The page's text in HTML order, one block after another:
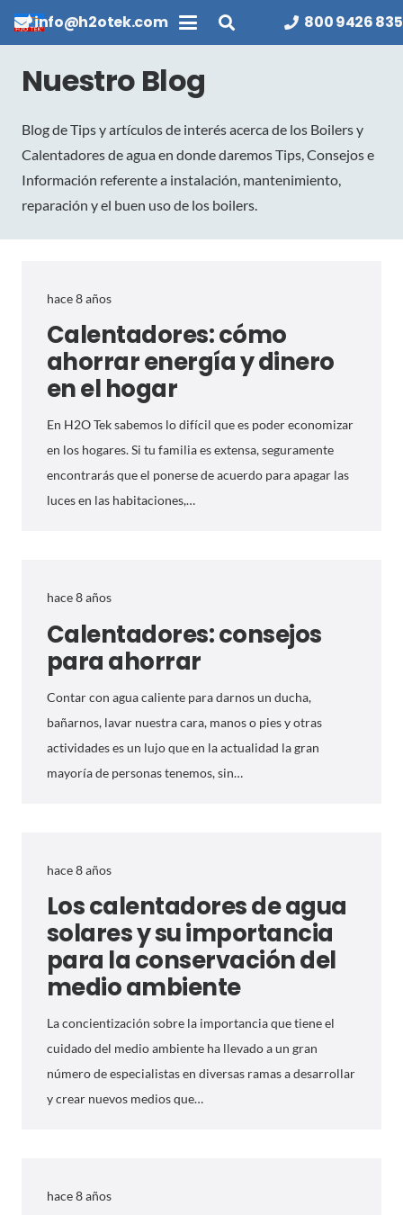
info@h2otek.com 800 9426 835
Nuestro Blog
Blog de Tips y artículos de interés acerca de los Boilers y
Calentadores de agua en donde daremos Tips, Consejos e
Información referente a instalación, mantenimiento,
reparación y el buen uso de los boilers.
hace 8 años
Calentadores: cómo
ahorrar energía y dinero
en el hogar
En H2O Tek sabemos lo difícil que es poder economizar
en los hogares. Si tu familia es extensa, seguramente
encontrarás que el ponerse de acuerdo para apagar las
luces en las habitaciones,…
hace 8 años
Calentadores: consejos
para ahorrar
Contar con agua caliente para darnos un ducha,
bañarnos, lavar nuestra cara, manos o pies y otras
actividades es un lujo que en la actualidad la gran
mayoría de personas tenemos, sin…
hace 8 años
Los calentadores de agua
solares y su importancia
para la conservación del
medio ambiente
La concientización sobre la importancia que tiene el
cuidado del medio ambiente ha llevado a un gran
número de especialistas en diversas ramas a desarrollar
y crear nuevos medios que…
hace 8 años